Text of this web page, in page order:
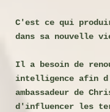
C'est ce qui
dans sa nouvelle
Il a besoin de
intelligence afin
ambassadeur de
d'influencer les